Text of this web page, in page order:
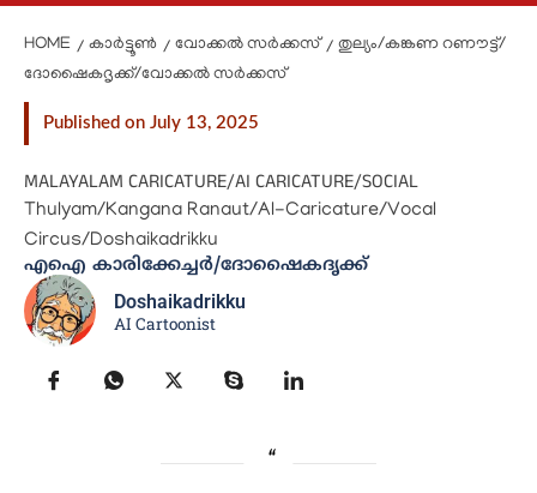
HOME കാർട്ടൂൺ വോക്കൽ സർക്കസ്
തുല്യം/കങ്കണ റണൗട്ട്/
ദോഷൈകദൃക്ക്/വോക്കൽ സർക്കസ്
Published on July 13, 2025
MALAYALAM CARICATURE/AI CARICATURE/SOCIAL
Thulyam/Kangana Ranaut/AI-Caricature/Vocal
Circus/Doshaikadrikku
എഐ കാരിക്കേച്ചർ/ദോഷൈകദൃക്ക്
Doshaikadrikku
AI Cartoonist